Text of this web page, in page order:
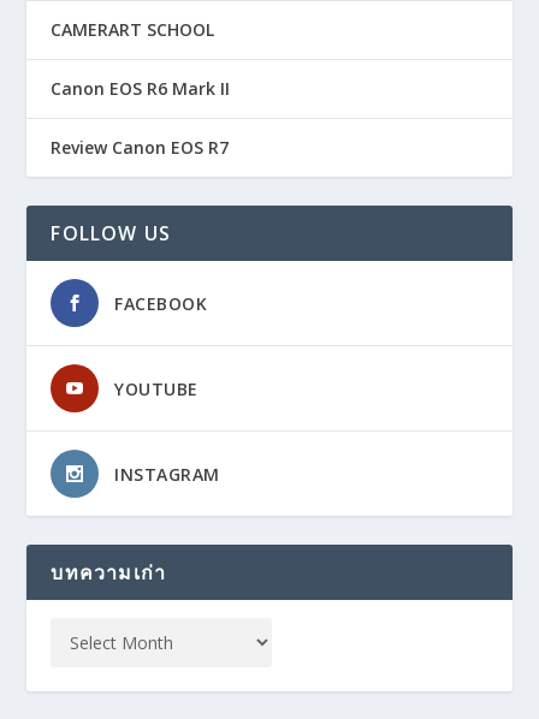
CAMERART SCHOOL
Canon EOS R6 Mark II
Review Canon EOS R7
FOLLOW US
FACEBOOK
YOUTUBE
INSTAGRAM
บทความเก่า